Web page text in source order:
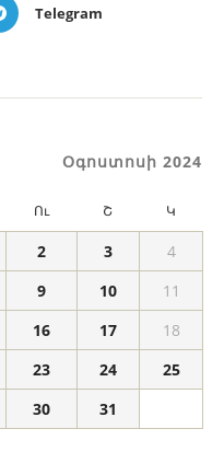
Telegram
Օգոստոսի 2024
Ու Շ Կ
2 3
4
9 10
11
16 17
18
23 24
25
30
31